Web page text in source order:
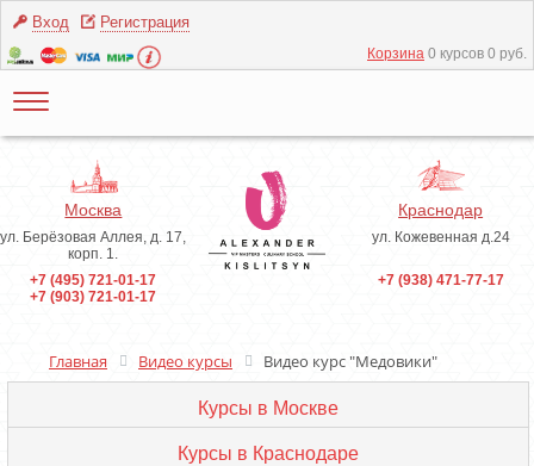
Вход Регистрация
Корзина 0 курсов 0 руб.
Москва
ул. Берёзовая Аллея, д. 17,
корп. 1.
+7 (495) 721-01-17
+7 (903) 721-01-17
Краснодар
ул. Кожевенная д.24
+7 (938) 471-77-17
Главная Видео курсы Видео курс "Медовики"
Курсы в Москве
Курсы в Краснодаре